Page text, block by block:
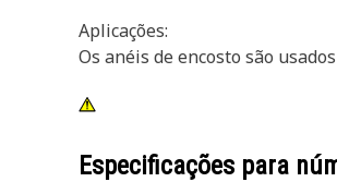
Aplicações:
Os anéis de encosto são
Especificações para